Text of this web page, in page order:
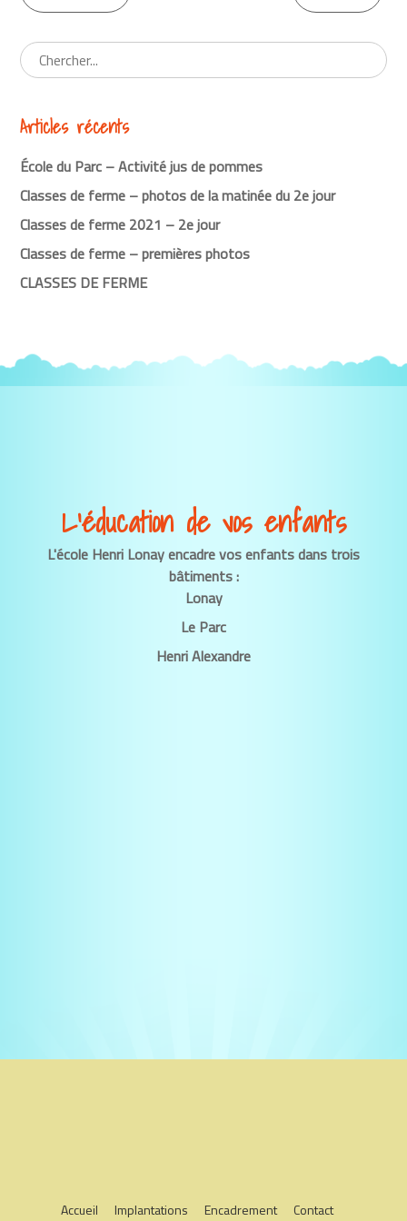
Continuer
la
lecture
Articles récents
École du Parc – Activité jus de pommes
Classes de ferme – photos de la matinée du 2e jour
Classes de ferme 2021 – 2e jour
Classes de ferme – premières photos
CLASSES DE FERME
L’éducation de vos enfants
L'école Henri Lonay encadre vos enfants dans trois
bâtiments :
Lonay
Le Parc
Henri Alexandre
Accueil Implantations Encadrement
Contact